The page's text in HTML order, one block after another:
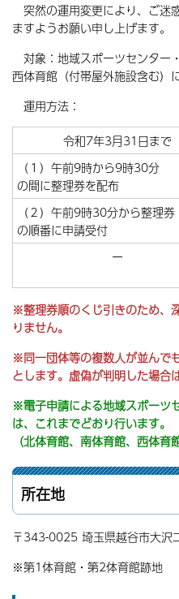
突然の運用変更により、ご迷
ますようお願い申し上げます。
対象：地域スポーツセンター
西体育館（付帯屋外施設含む）
運用方法：
令和7年3月31日まで
（１）午前9時から9時30分
の間に整理券を配布
（２）午前9時30分から整理券
の順番に申請受付
ー
※整理券順のくじ引きのため、
りません。
※同一団体等の複数人が並んで
とします。虚偽が判明した場合
※電子申請による地域スポーツ
は、これまでどおり行います。
（北体育館、南体育館、西体育
所在地
〒343-0025 埼玉県越谷市大沢
※第1体育館・第2体育館跡地